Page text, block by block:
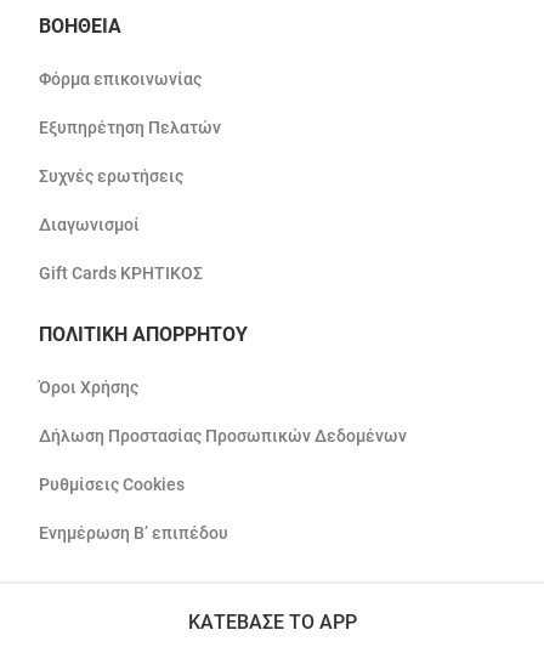
ΒΟΗΘΕΙΑ
Φόρμα επικοινωνίας
Εξυπηρέτηση Πελατών
Συχνές ερωτήσεις
Διαγωνισμοί
Gift Cards ΚΡΗΤΙΚΟΣ
ΠΟΛΙΤΙΚΗ ΑΠΟΡΡΗΤΟΥ
Όροι Χρήσης
Δήλωση Προστασίας Προσωπικών Δεδομένων
Ρυθμίσεις Cookies
Ενημέρωση Β’ επιπέδου
ΚΑΤΕΒΑΣΕ ΤΟ APP